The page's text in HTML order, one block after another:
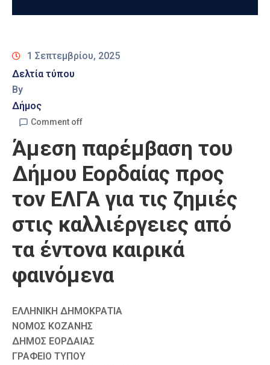
1 Σεπτεμβρίου, 2025
Δελτία τύπου
By
Δήμος
Comment off
Άμεση παρέμβαση του
Δήμου Εορδαίας προς
τον ΕΛΓΑ για τις ζημιές
στις καλλιέργειες από
τα έντονα καιρικά
φαινόμενα
ΕΛΛΗΝΙΚΗ ΔΗΜΟΚΡΑΤΙΑ
ΝΟΜΟΣ ΚΟΖΑΝΗΣ
ΔΗΜΟΣ ΕΟΡΔΑΙΑΣ
ΓΡΑΦΕΙΟ ΤΥΠΟΥ